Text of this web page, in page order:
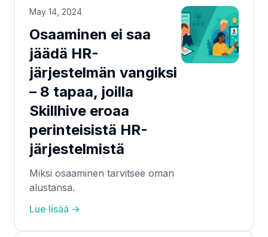
May 14, 2024
Osaaminen ei saa
jäädä HR-
järjestelmän vangiksi
– 8 tapaa, joilla
Skillhive eroaa
perinteisistä HR-
järjestelmistä
Miksi osaaminen tarvitsee oman
alustansa.
Lue lisää →